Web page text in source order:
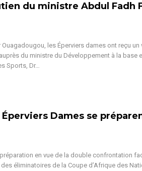
du ministre Abdul Fadh
les Éperviers dames ont reçu un
du ministre du Développement à la base
Sports, Dr…
Éperviers Dames se
en vue de la double confrontation
éliminatoires de la Coupe d’Afrique des